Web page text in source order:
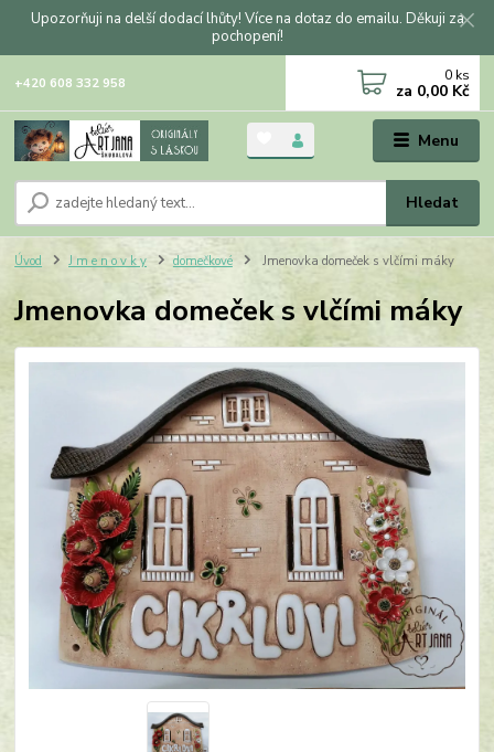
Upozorňuji na delší dodací lhůty! Více na dotaz do emailu. Děkuji za
pochopení!
Menu
Hledat
+420 608 332 958 0 ks
za 0,00 Kč
Úvod J m e n o v k y domečkové Jmenovka domeček s vlčími máky
Jmenovka domeček s vlčími máky